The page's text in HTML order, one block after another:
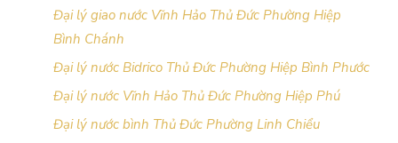
Đại lý giao nước Vĩnh Hảo Thủ Đức Phường Hiệp
Bình Chánh
Đại lý nước Bidrico Thủ Đức Phường Hiệp Bình Phước
Đại lý nước Vĩnh Hảo Thủ Đức Phường Hiệp Phú
Đại lý nước bình Thủ Đức Phường Linh Chiểu